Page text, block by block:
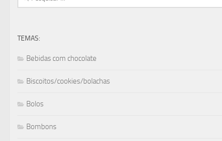
por:
TEMAS:
Bebidas com chocolate
Biscoitos/cookies/bolachas
Bolos
Bombons